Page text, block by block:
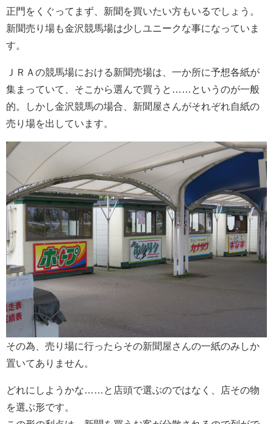
正門をくぐってまず、新聞を買いたい方もいるでしょう。
新聞売り場も金沢競馬場は少しユニークな事になっていま
す。
ＪＲＡの競馬場における新聞売場は、一か所に予想各紙が
集まっていて、そこから選んで買うと……というのが一般
的。しかし金沢競馬の場合、新聞屋さんがそれぞれ自紙の
売り場を出しています。
その為、売り場に行ったらその新聞屋さんの一紙のみしか
置いてありません。
どれにしようかな……と店頭で選ぶのではなく、店その物
を選ぶ形です。